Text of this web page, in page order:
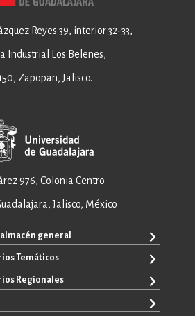
Reyes 39, interior 32-33,
Industrial Los Belenes,
Zapopan, Jalisco.
976, Colonia Centro
Jalisco, México
general
Temáticos
Regionales